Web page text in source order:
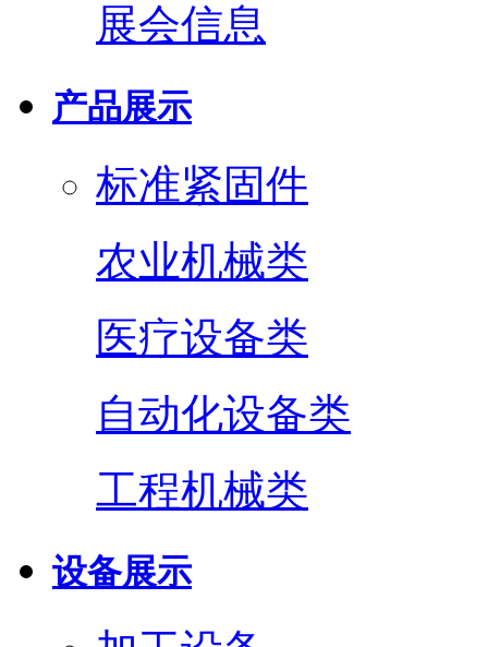
展会信息
产品展示
标准紧固件
农业机械类
医疗设备类
自动化设备类
工程机械类
设备展示